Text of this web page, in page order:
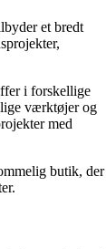
et bredt
i forskellige
værktøjer og
med
butik, der